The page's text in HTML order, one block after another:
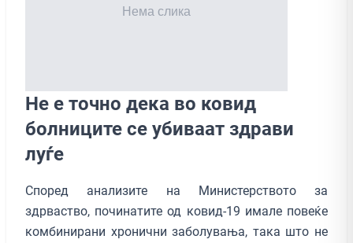
Не е точно дека во ковид
болниците се убиваат здрави
луѓе
Според анализите на Министерството за
здрваство, починатите од ковид-19 имале повеќе
комбинирани хронични заболувања, така што не